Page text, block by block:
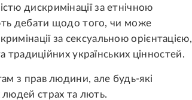
дискримінації за етнічною
дебати щодо того, чи може
за сексуальною орієнтацією,
традиційних українських цінностей.
з прав людини, але будь-які
страх та лють.